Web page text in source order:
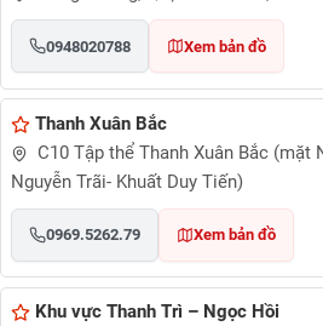
0948020788 Xem bản đồ
Thanh Xuân Bắc
C10 Tập thể Thanh Xuân Bắc (mặt
Nguyễn Trãi- Khuất Duy Tiến)
0969.5262.79 Xem bản đồ
Khu vực Thanh Trì – Ngọc Hồi